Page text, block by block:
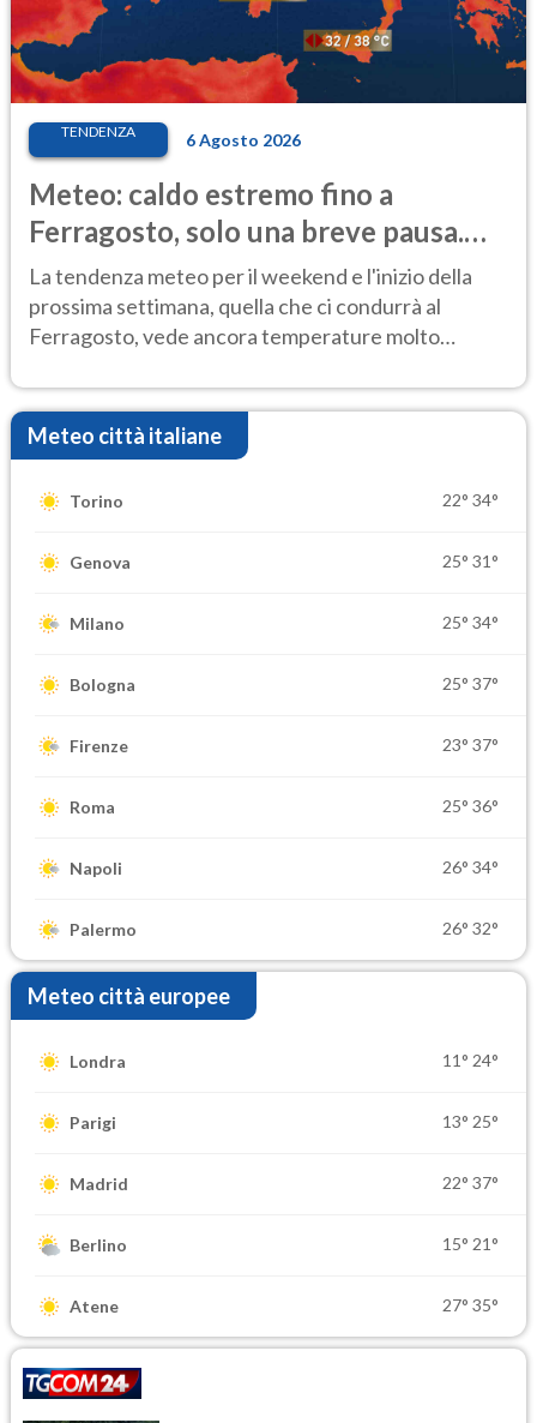
TENDENZA 6 Agosto 2026
Meteo: caldo estremo fino a
Ferragosto, solo una breve pausa.
Ecco dove
La tendenza meteo per il weekend e l'inizio della
prossima settimana, quella che ci condurrà al
Ferragosto, vede ancora temperature molto
Meteo città italiane
Torino 22° 34°
Genova 25° 31°
Milano 25° 34°
Bologna 25° 37°
Firenze 23° 37°
Roma 25° 36°
Napoli 26° 34°
Palermo 26° 32°
Meteo città europee
Londra 11° 24°
Parigi 13° 25°
Madrid 22° 37°
Berlino 15° 21°
Atene 27° 35°